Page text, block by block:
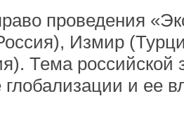
проведения
Измир
Тема российской
и ее